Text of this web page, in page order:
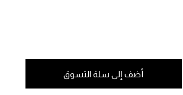
أضف إلى سلة التسوق